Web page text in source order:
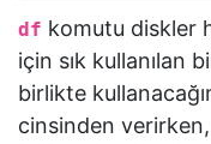
df komutu diskler
için sık kullanılan
birlikte
cinsinden verirken,